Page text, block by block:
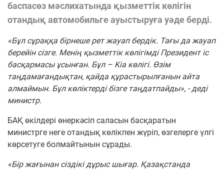
баспасөз мәслихатында қызметтік көлігін
отандық автомобильге ауыстыруға уәде берді.
«Бұл сұраққа бірнеше рет жауап бердік. Тағы да жауап
берейін сізге. Менің қызметтік көлігімді Президент іс
басқармасы ұсынған. Бұл – Kia көлігі. Өзім
таңдамағандықтан, қайда құрастырылғанын айта
алмаймын. Бұл көліктерді бізге таңдатпайды», - деді
министр.
БАҚ өкілдері өнеркәсіп саласын басқаратын
министрге неге отандық көлікпен жүріп, өзгелерге үлгі
көрсетуге болмайтынын сұрады.
«Бір жағынан сіздікі дұрыс шығар. Қазақстанда